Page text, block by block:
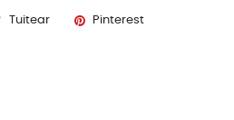
Tuitear Pinterest